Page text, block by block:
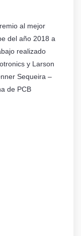
al mejor
del año 2018 a
realizado
y Larson
Sequeira –
de PCB